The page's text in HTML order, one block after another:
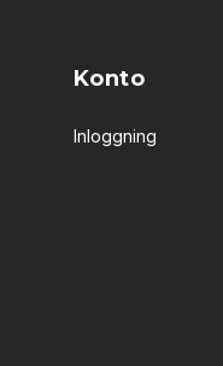
Konto
Inloggning